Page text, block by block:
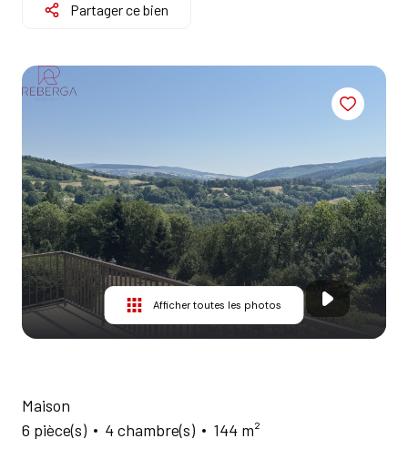
GÉRER
AGENCES
Partager ce bien
Afficher toutes les photos
Maison
6 pièce(s)
4 chambre(s) 144 m²